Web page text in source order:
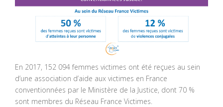
En 2017, 152 094 femmes victimes ont été reçues au sein
d’une association d’aide aux victimes en France
conventionnées par le Ministère de la Justice, dont 70 %
sont membres du Réseau France Victimes.